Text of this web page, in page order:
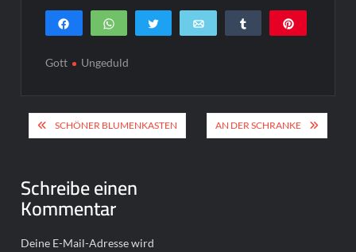
Teilen WhatsApp Twittern E-Mail Teilen
SHARES
Gott Ungeduld
Beitragsnavigation
SCHÖNER BLUMENKASTEN AN DER SCHRANKE
Schreibe einen
Kommentar
Deine E-Mail-Adresse wird